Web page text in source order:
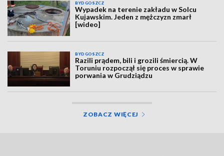
BYDGOSZCZ
Wypadek na terenie zakładu w Solcu
Kujawskim. Jeden z mężczyzn zmarł
[wideo]
BYDGOSZCZ
Razili prądem, bili i grozili śmiercią. W
Toruniu rozpoczął się proces w sprawie
porwania w Grudziądzu
ZOBACZ WIĘCEJ